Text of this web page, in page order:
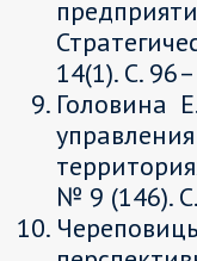
14(1). С.
Головина
№ 9 (146).